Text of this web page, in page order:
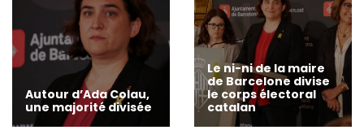
Autour d’Ada Colau,
une majorité divisée
Le ni-ni de la maire
de Barcelone divise
le corps électoral
catalan